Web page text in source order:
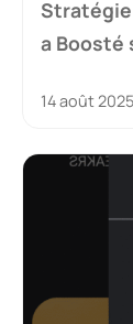
Stratégie
a Boosté
14 août 2025